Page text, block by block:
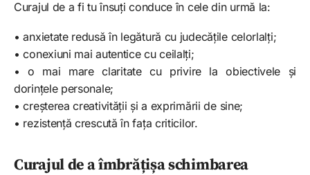
Curajul de a fi tu însuți conduce în cele din urmă la:
• anxietate redusă în legătură cu judecățile celorlalți;
• conexiuni mai autentice cu ceilalți;
• o mai mare claritate cu privire la obiectivele și
dorințele personale;
• creșterea creativității și a exprimării de sine;
• rezistență crescută în fața criticilor.
Curajul de a îmbrățișa schimbarea